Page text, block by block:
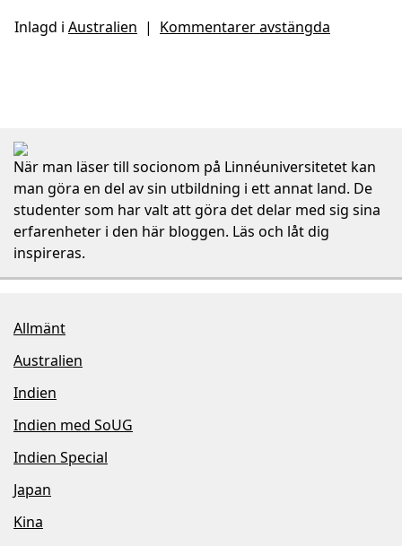
Inlagd i Australien | Kommentarer avstängda
När man läser till socionom på Linnéuniversitetet kan
man göra en del av sin utbildning i ett annat land. De
studenter som har valt att göra det delar med sig sina
erfarenheter i den här bloggen. Läs och låt dig
inspireras.
Allmänt
Australien
Indien
Indien med SoUG
Indien Special
Japan
Kina